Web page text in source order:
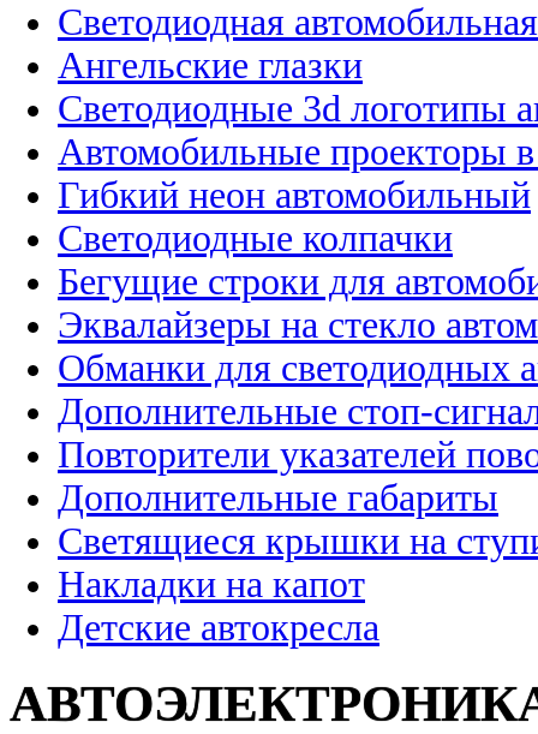
Светодиодная
Ангельские глазки
Светодиодные 3d логотипы
Автомобильные проекторы
Гибкий неон автомобильный
Светодиодные колпачки
Бегущие строки для
Эквалайзеры на стекло
Обманки для светодиодных
Дополнительные стоп-
Повторители указателей
Дополнительные габариты
Светящиеся крышки на
Накладки на капот
Детские автокресла